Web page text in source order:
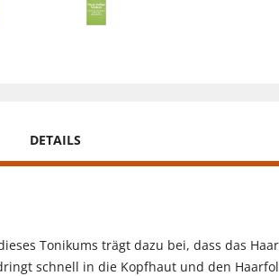
DETAILS
Tonikums trägt dazu bei, dass das
schnell in die Kopfhaut und den